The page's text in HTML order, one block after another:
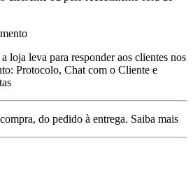
loja leva para responder aos clientes nos
Protocolo, Chat com o Cliente e
do pedido à entrega. Saiba mais